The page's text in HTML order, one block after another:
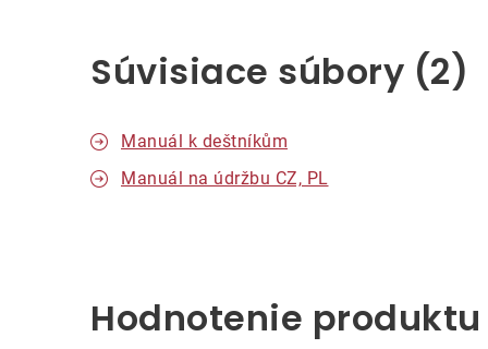
Súvisiace súbory (2)
Manuál k deštníkům
Manuál na údržbu CZ, PL
Hodnotenie